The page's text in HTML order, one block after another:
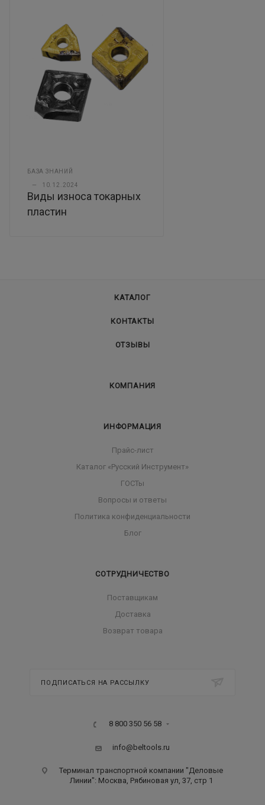
БАЗА ЗНАНИЙ
— 10.12.2024
Виды износа токарных
пластин
КАТАЛОГ
КОНТАКТЫ
ОТЗЫВЫ
КОМПАНИЯ
ИНФОРМАЦИЯ
Прайс-лист
Каталог «Русский Инструмент»
ГОСТы
Вопросы и ответы
Политика конфиденциальности
Блог
СОТРУДНИЧЕСТВО
Поставщикам
Доставка
Возврат товара
ПОДПИСАТЬСЯ НА РАССЫЛКУ
8 800 350 56 58
info@beltools.ru
Терминал транспортной компании "Деловые
Линии": Москва, Рябиновая ул, 37, стр 1